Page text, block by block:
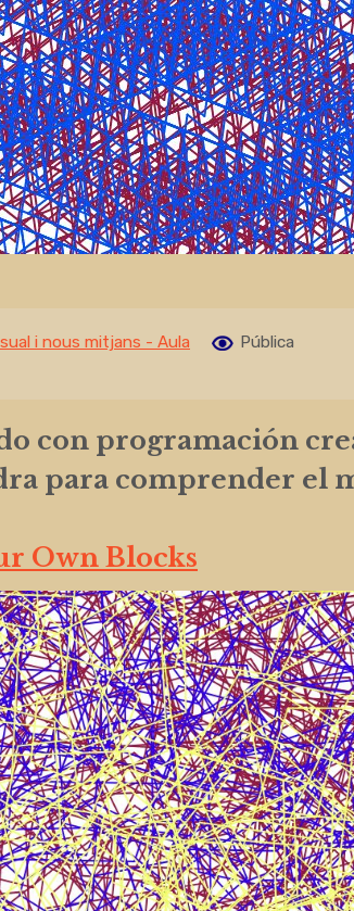
i nous mitjans - Aula
Pública
con programación
para comprender el
Own Blocks